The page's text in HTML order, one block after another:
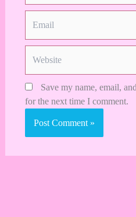
Save my name, email,
for the next time I comment.